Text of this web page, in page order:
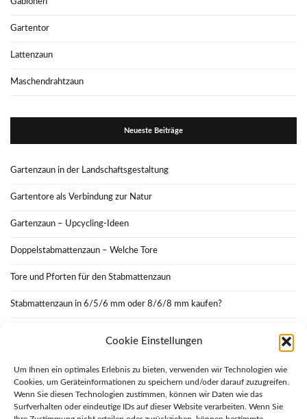
Cookie Einstellungen
Um Ihnen ein optimales Erlebnis zu bieten, verwenden wir Technologien wie
Cookies, um Geräteinformationen zu speichern und/oder darauf zuzugreifen.
Wenn Sie diesen Technologien zustimmen, können wir Daten wie das
Surfverhalten oder eindeutige IDs auf dieser Website verarbeiten. Wenn Sie
Gabionen
Gartentor
Lattenzaun
Maschendrahtzaun
Neueste Beiträge
Gartenzaun in der Landschaftsgestaltung
Gartentore als Verbindung zur Natur
Gartenzaun – Upcycling-Ideen
Doppelstabmattenzaun – Welche Tore
Tore und Pforten für den Stabmattenzaun
Stabmattenzaun in 6/5/6 mm oder 8/6/8 mm kaufen?
Auch ein Gartenzaun geht mit der Zeit
Gartentore aus Schmiedeeisen